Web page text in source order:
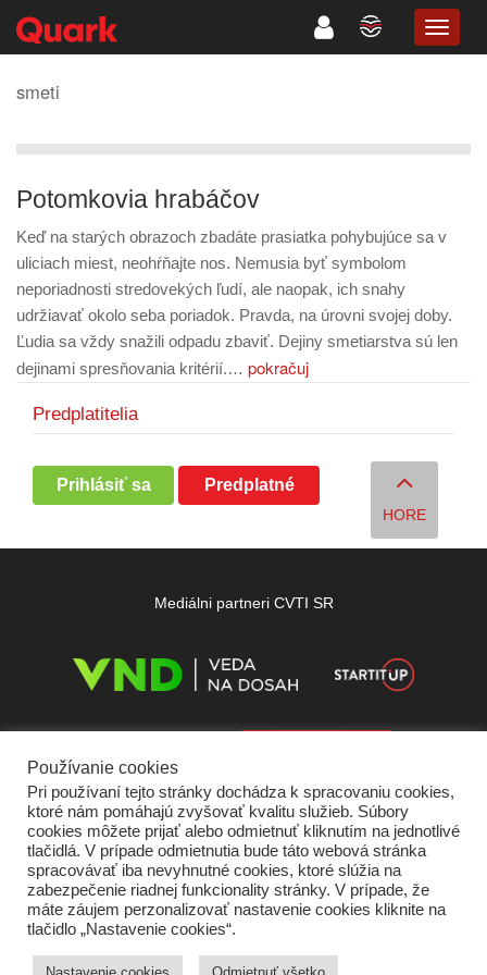
smeti
Potomkovia hrabáčov
Keď na starých obrazoch zbadáte prasiatka pohybujúce sa v
uliciach miest, neohŕňajte nos. Nemusia byť symbolom
neporiadnosti stredovekých ľudí, ale naopak, ich snahy
udržiavať okolo seba poriadok. Pravda, na úrovni svojej doby.
Ľudia sa vždy snažili odpadu zbaviť. Dejiny smetiarstva sú len
dejinami spresňovania kritérií.… pokračuj
Predplatitelia
Prihlásiť sa Predplatné
HORE
Mediálni partneri CVTI SR
Domov O nás Kontakt Vydavateľ
Podmienky používania
Ochrana súkromia Štatút súťaží
Používanie cookies
Pri používaní tejto stránky dochádza k spracovaniu cookies,
ktoré nám pomáhajú zvyšovať kvalitu služieb. Súbory
cookies môžete prijať alebo odmietnuť kliknutím na jednotlivé
tlačidlá. V prípade odmietnutia bude táto webová stránka
spracovávať iba nevyhnutné cookies, ktoré slúžia na
zabezpečenie riadnej funkcionality stránky. V prípade, že
máte záujem perzonalizovať nastavenie cookies kliknite na
tlačidlo „Nastavenie cookies“.